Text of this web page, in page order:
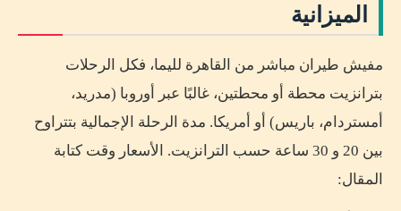
الميزانية
مفيش طيران مباشر من القاهرة لليما، فكل الرحلات
بترانزيت محطة أو محطتين، غالبًا عبر أوروبا (مدريد،
أمستردام، باريس) أو أمريكا. مدة الرحلة الإجمالية بتتراوح
بين 20 و 30 ساعة حسب الترانزيت. الأسعار وقت كتابة
المقال: